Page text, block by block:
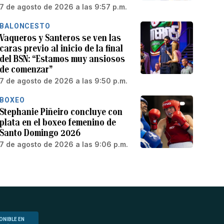
7 de agosto de 2026 a las 9:57 p.m.
BALONCESTO
Vaqueros y Santeros se ven las
caras previo al inicio de la final
del BSN: “Estamos muy ansiosos
de comenzar”
7 de agosto de 2026 a las 9:50 p.m.
BOXEO
Stephanie Piñeiro concluye con
plata en el boxeo femenino de
Santo Domingo 2026
7 de agosto de 2026 a las 9:06 p.m.
EN